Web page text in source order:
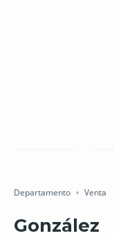
Departamento Venta
González